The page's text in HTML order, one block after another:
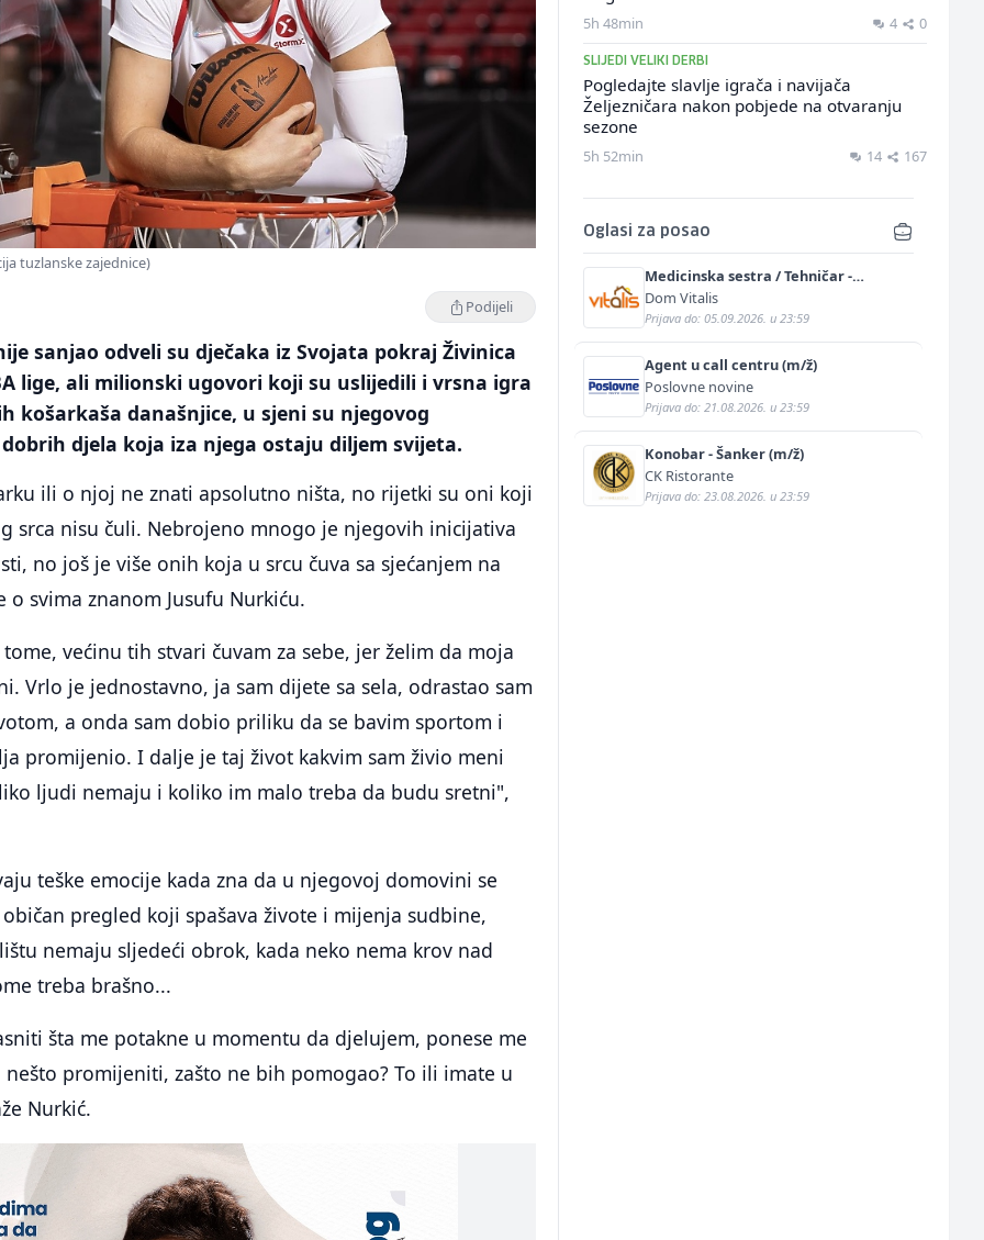
tuzlanske zajednice)
Podijeli
sanjao odveli su dječaka iz Svojata pokraj Živinica
lige, ali milionski ugovori koji su uslijedili i vrsna igra
košarkaša današnjice, u sjeni su njegovog
djela koja iza njega ostaju diljem svijeta.
ili o njoj ne znati apsolutno ništa, no rijetki su oni koji
srca nisu čuli. Nebrojeno mnogo je njegovih inicijativa
no još je više onih koja u srcu čuva sa sjećanjem na
o svima znanom Jusufu Nurkiću.
većinu tih stvari čuvam za sebe, jer želim da moja
Vrlo je jednostavno, ja sam dijete sa sela, odrastao sam
a onda sam dobio priliku da se bavim sportom i
promijenio. I dalje je taj život kakvim sam živio meni
ljudi nemaju i koliko im malo treba da budu sretni",
teške emocije kada zna da u njegovoj domovini se
pregled koji spašava živote i mijenja sudbine,
nemaju sljedeći obrok, kada neko nema krov nad
treba brašno...
šta me potakne u momentu da djelujem, ponese me
promijeniti, zašto ne bih pomogao? To ili imate u
Nurkić.
5h 48min 4 0
SLIJEDI VELIKI DERBI
Pogledajte slavlje igrača i navijača
Željezničara nakon pobjede na otvaranju
sezone
5h 52min 14 167
Oglasi za posao
Medicinska sestra / Tehničar -
Njegovatelj (m/ž)
Dom Vitalis
Prijava do: 05.09.2026. u 23:59
Agent u call centru (m/ž)
Poslovne novine
Prijava do: 21.08.2026. u 23:59
Konobar - Šanker (m/ž)
CK Ristorante
Prijava do: 23.08.2026. u 23:59